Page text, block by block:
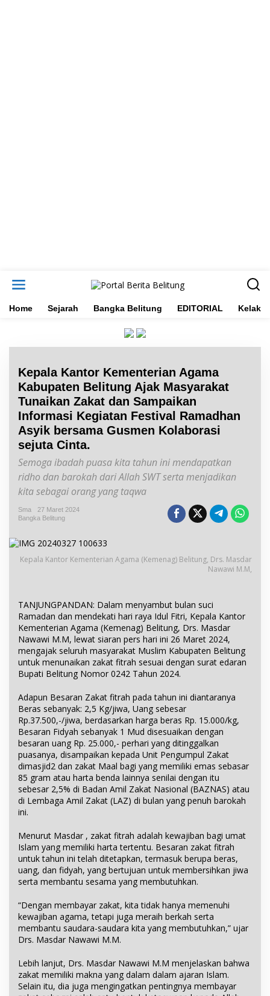
Home Sejarah Bangka Belitung EDITORIAL Kelakar
Kepala Kantor Kementerian Agama
Kabupaten Belitung Ajak Masyarakat
Tunaikan Zakat dan Sampaikan
Informasi Kegiatan Festival Ramadhan
Asyik bersama Gusmen Kolaborasi
sejuta Cinta.
Semoga ibadah puasa kita tahun ini mendapatkan
ridho dan barokah dari Allah SWT serta menjadikan
kita sebagai orang yang taqwa
Sma
27 Maret 2024
Bangka Belitung
Kepala Kantor Kementerian Agama (Kemenag) Belitung, Drs. Masdar
Nawawi M.M,
TANJUNGPANDAN: Dalam menyambut bulan suci
Ramadan dan mendekati hari raya Idul Fitri, Kepala Kantor
Kementerian Agama (Kemenag) Belitung, Drs. Masdar
Nawawi M.M, lewat siaran pers hari ini 26 Maret 2024,
mengajak seluruh masyarakat Muslim Kabupaten Belitung
untuk menunaikan zakat fitrah sesuai dengan surat edaran
Bupati Belitung Nomor 0242 Tahun 2024.
Adapun Besaran Zakat fitrah pada tahun ini diantaranya
Beras sebanyak: 2,5 Kg/jiwa, Uang sebesar
Rp.37.500,-/jiwa, berdasarkan harga beras Rp. 15.000/kg,
Besaran Fidyah sebanyak 1 Mud disesuaikan dengan
besaran uang Rp. 25.000,- perhari yang ditinggalkan
puasanya, disampaikan kepada Unit Pengumpul Zakat
dimasjid2 dan zakat Maal bagi yang memiliki emas sebasar
85 gram atau harta benda lainnya senilai dengan itu
sebesar 2,5% di Badan Amil Zakat Nasional (BAZNAS) atau
di Lembaga Amil Zakat (LAZ) di bulan yang penuh barokah
ini.
Menurut Masdar , zakat fitrah adalah kewajiban bagi umat
Islam yang memiliki harta tertentu. Besaran zakat fitrah
untuk tahun ini telah ditetapkan, termasuk berupa beras,
uang, dan fidyah, yang bertujuan untuk membersihkan jiwa
serta membantu sesama yang membutuhkan.
“Dengan membayar zakat, kita tidak hanya memenuhi
kewajiban agama, tetapi juga meraih berkah serta
membantu saudara-saudara kita yang membutuhkan,” ujar
Drs. Masdar Nawawi M.M.
Lebih lanjut, Drs. Masdar Nawawi M.M menjelaskan bahwa
zakat memiliki makna yang dalam dalam ajaran Islam.
Selain itu, dia juga mengingatkan pentingnya membayar